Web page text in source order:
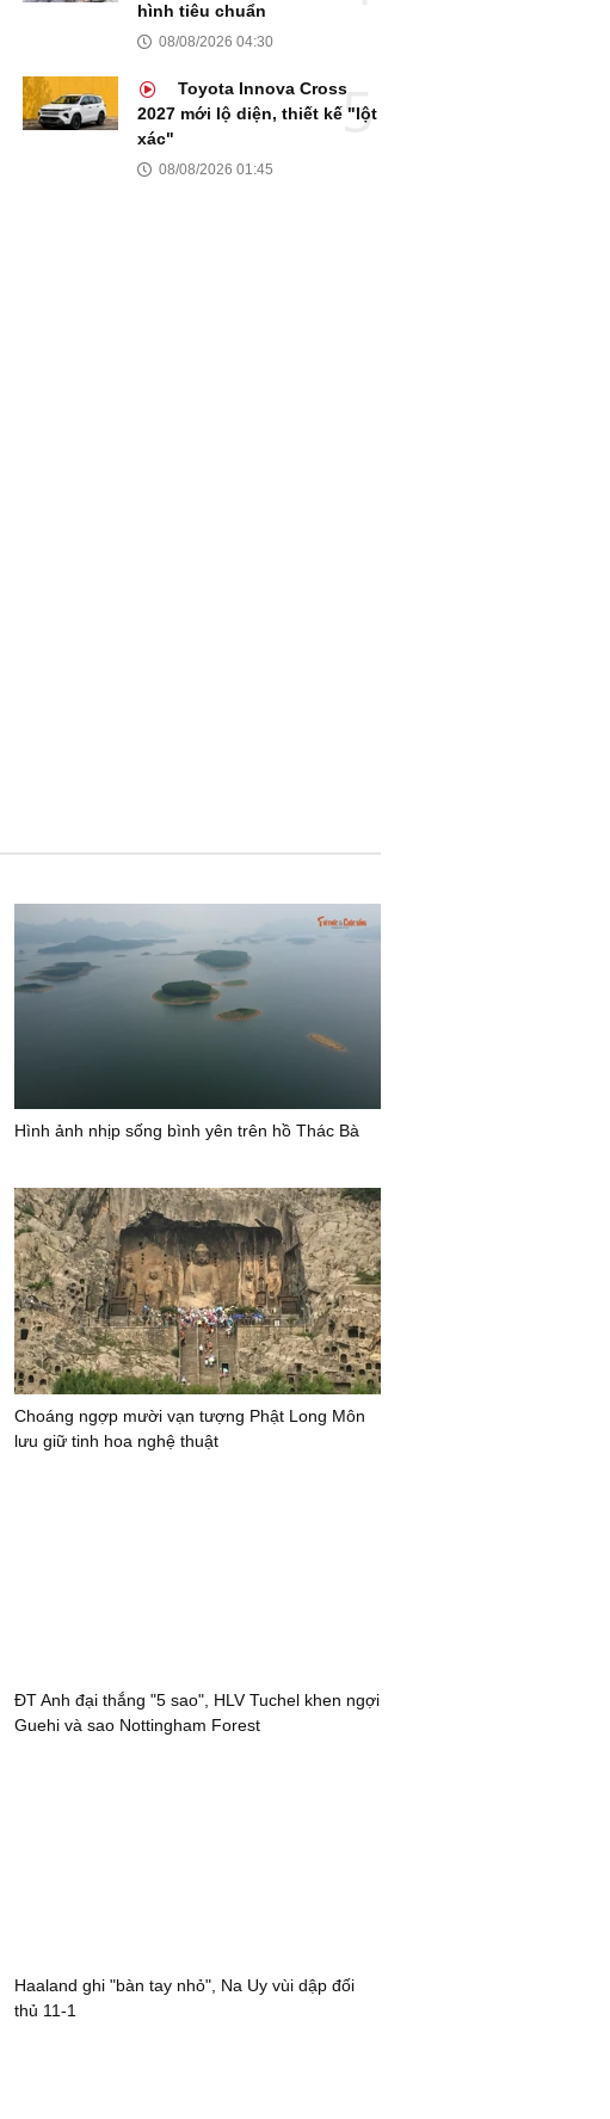
hình tiêu chuẩn
08/08/2026 04:30
Toyota Innova Cross
2027 mới lộ diện, thiết kế "lột
xác"
08/08/2026 01:45
Hình ảnh nhịp sống bình yên trên hồ Thác Bà
Choáng ngợp mười vạn tượng Phật Long Môn
lưu giữ tinh hoa nghệ thuật
ĐT Anh đại thắng "5 sao", HLV Tuchel khen ngợi
Guehi và sao Nottingham Forest
Haaland ghi "bàn tay nhỏ", Na Uy vùi dập đối
thủ 11-1